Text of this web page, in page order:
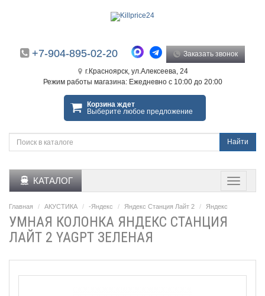
+7-904-895-02-20 Заказать звонок
г.Красноярск, ул.Алексеева, 24
Режим работы магазина: Ежедневно с 10:00 до 20:00
Корзина ждет
Выберите любое предложение
Найти
КАТАЛОГ
Главная АКУСТИКА -Яндекс Яндекс Станция Лайт 2 Яндекс
УМНАЯ КОЛОНКА ЯНДЕКС СТАНЦИЯ
ЛАЙТ 2 YAGPT ЗЕЛЕНАЯ